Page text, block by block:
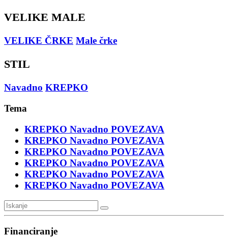
VELIKE MALE
VELIKE ČRKE Male črke
STIL
Navadno KREPKO
Tema
KREPKO Navadno POVEZAVA
KREPKO Navadno POVEZAVA
KREPKO Navadno POVEZAVA
KREPKO Navadno POVEZAVA
KREPKO Navadno POVEZAVA
KREPKO Navadno POVEZAVA
Financiranje